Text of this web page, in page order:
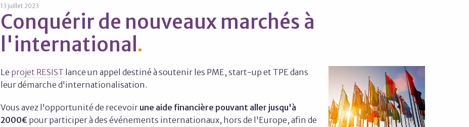
13 juillet 2023
Conquérir de nouveaux marchés à
l'international
Le projet RESIST lance un appel destiné à soutenir les PME, start-up et TPE dans
leur démarche d'internationalisation.
Vous avez l'opportunité de recevoir une aide financière pouvant aller jusqu'à
2000€ pour participer à des événements internationaux, hors de l'Europe, afin de